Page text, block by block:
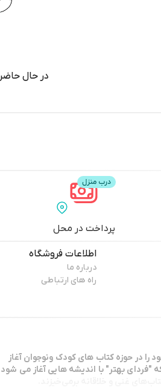
در حال
پرداخت در محل
اطلاعات فروشگاه
درباره ما
راه های ارتباطی
در حوزه كتاب هاي كودك ونوجوان آغاز
بهتر" با انديشه هايي آغاز مي شود
غنی و خلاقانه برمی‌خیزند.